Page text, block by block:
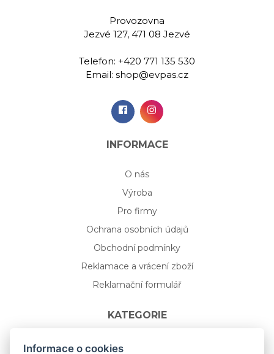
Provozovna
Jezvé 127, 471 08 Jezvé
Telefon: +420 771 135 530
Email: shop@evpas.cz
INFORMACE
O nás
Výroba
Pro firmy
Ochrana osobních údajů
Obchodní podmínky
Reklamace a vrácení zboží
Reklamační formulář
KATEGORIE
Nápojové sklo
Informace o cookies